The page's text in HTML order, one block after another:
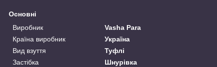
Основні
Виробник
Vasha Para
Країна виробник
Україна
Вид взуття
Туфлі
Застібка
Шнурівка